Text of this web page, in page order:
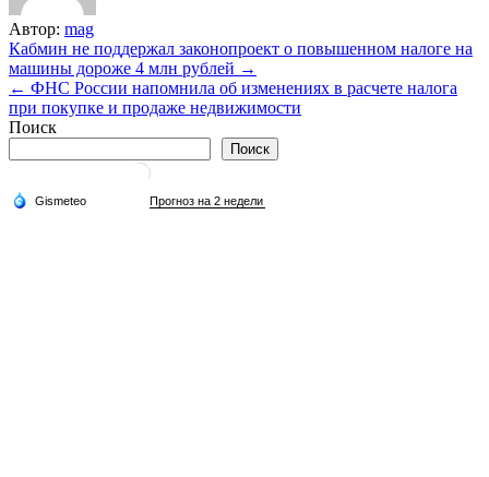
Автор: mag
Навигация
по
записям
Кабмин не поддержал законопроект о повышенном налоге на
машины дороже 4 млн рублей →
← ФНС России напомнила об изменениях в расчете налога
при покупке и продаже недвижимости
Поиск
Поиск